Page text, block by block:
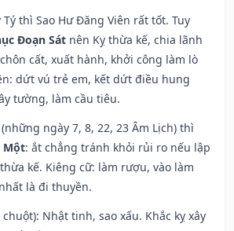
thì Sao Hư Đăng Viên rất tốt. Tuy
Đoạn Sát nên Kỵ thừa kế, chia lãnh
cất, xuất hành, khởi công làm lò
dứt vú trẻ em, kết dứt điều hung
tường, làm cầu tiêu.
ngày 7, 8, 22, 23 Âm Lịch) thì
Một: ắt chẳng tránh khỏi rủi ro nếu lập
kế. Kiêng cữ: làm rượu, vào làm
là đi thuyền.
Nhật tinh, sao xấu. Khắc kỵ xây